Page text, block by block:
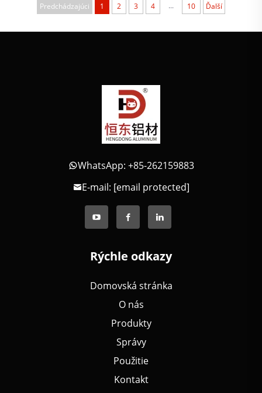
Predchádzajúci 1 2 3 4 ... 10 Ďalší
WhatsApp: +85-262159883
E-mail: [email protected]
Rýchle odkazy
Domovská stránka
O nás
Produkty
Správy
Použitie
Kontakt